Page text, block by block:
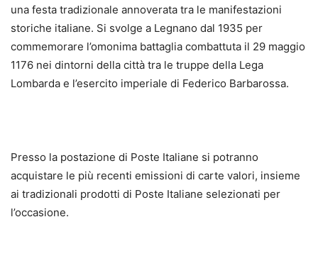
una festa tradizionale annoverata tra le manifestazioni
storiche italiane. Si svolge a Legnano dal 1935 per
commemorare l’omonima battaglia combattuta il 29 maggio
1176 nei dintorni della città tra le truppe della Lega
Lombarda e l’esercito imperiale di Federico Barbarossa.
Presso la postazione di Poste Italiane si potranno
acquistare le più recenti emissioni di carte valori, insieme
ai tradizionali prodotti di Poste Italiane selezionati per
l’occasione.